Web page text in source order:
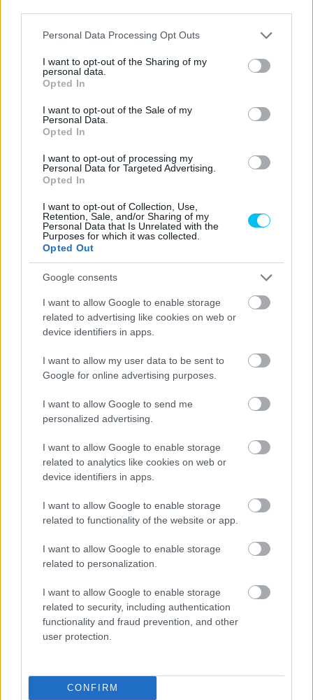
Please note that this website/app uses one or more Google
not limited to your visit or usage behaviour. You may click to
grant or deny consent to Google and its third-party tags to
use your data for below specified purposes in below Google
consent section.
Personal Data Processing Opt Outs
I want to opt-out of the Sharing of my
personal data.
Opted In
I want to opt-out of the Sale of my
Personal Data.
Opted In
I want to opt-out of processing my
Personal Data for Targeted Advertising.
Opted In
I want to opt-out of Collection, Use,
Retention, Sale, and/or Sharing of my
Personal Data that Is Unrelated with the
Purposes for which it was collected.
Opted Out
Google consents
I want to allow Google to enable storage
related to advertising like cookies on web or
device identifiers in apps.
I want to allow my user data to be sent to
Google for online advertising purposes.
I want to allow Google to send me
personalized advertising.
I want to allow Google to enable storage
related to analytics like cookies on web or
device identifiers in apps.
I want to allow Google to enable storage
related to functionality of the website or app.
I want to allow Google to enable storage
related to personalization.
I want to allow Google to enable storage
related to security, including authentication
functionality and fraud prevention, and other
user protection.
CONFIRM
- Advertisment -